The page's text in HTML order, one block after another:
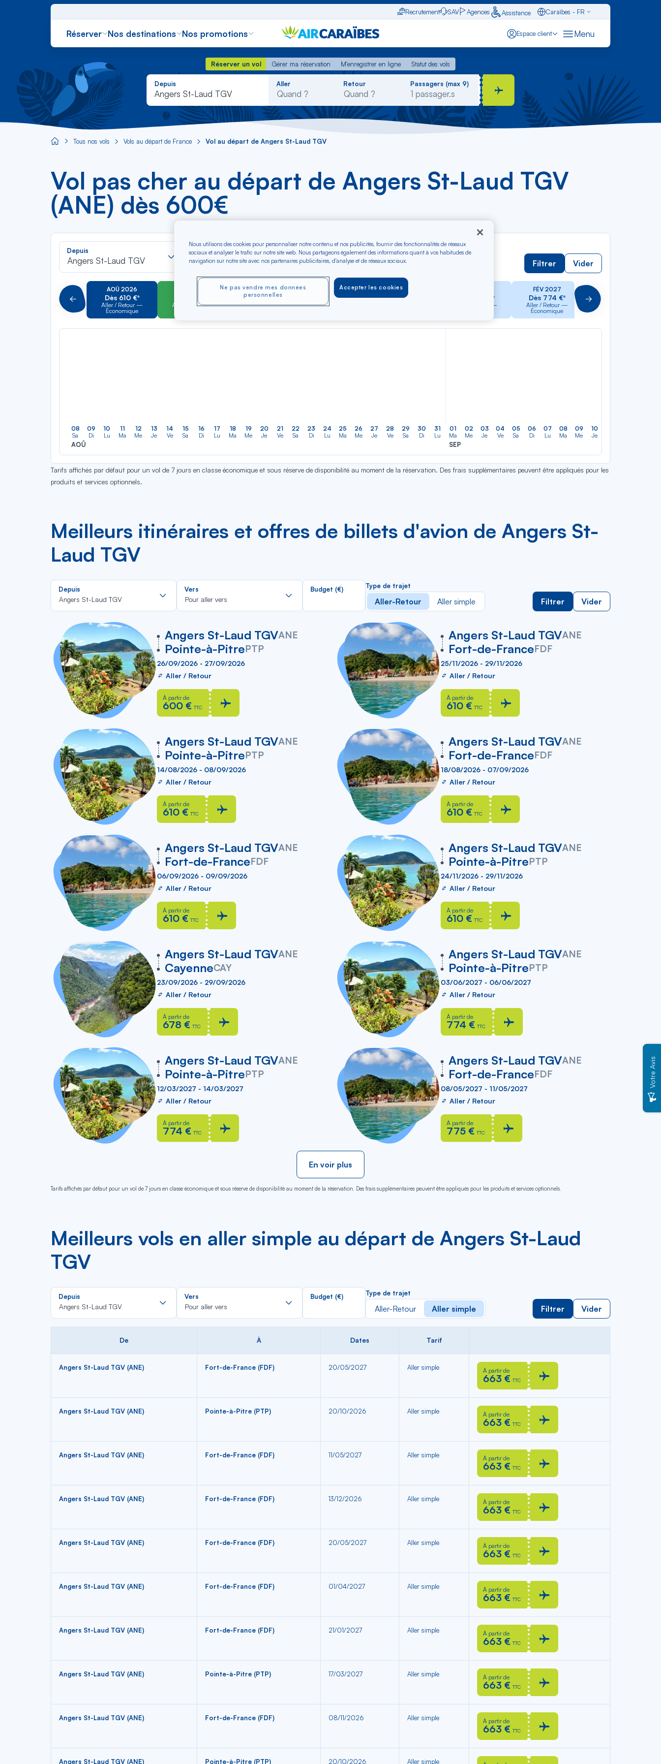
Recrutement SAV Agences Assistance
Caraïbes - FR
Réserver Nos destinations Nos promotions Espace client Menu
Réserver un vol Gérer ma réservation M'enregistrer en ligne
Statut des vols
Réserver un vol
Gérer ma réservation M'enregistrer en ligne Statut des vols
Depuis
Angers St-Laud TGV
Rechercher
dans
liste
Aller Retour Passagers (max 9)
Aircaraibes.com
Tous nos vols Vols au départ de France Vol au départ de Angers St-Laud TGV
Vol pas cher au départ de Angers St-Laud TGV
(ANE) dès 600€
Depuis
Angers St-Laud TGV
Rechercher
dans
liste
Vers
Pour aller vers
Rechercher
dans
liste
Type de trajet
Aller-Retour Aller simple Filtrer Vider
Précédent
AOÛ 2026
Dès 610 €*
Aller / Retour —
Économique
Aller / Retour —
OCT 2026
Dès 600 €*
Aller / Retour —
NOV 2026
Dès 600 €*
Aller / Retour —
DÉC 2026
Dès 600 €* Dès 774 €*
Aller / Retour —
FÉV 2027
Dès 774 €*
Aller / Retour —
Économique
Dès 774 €*
Aller / Retour —
Suivant
08
Sa
AOÛ
09
Di
10
Lu
11
Ma
12
Me
13
Je
14
Ve
15
Sa
16
Di
17
Lu
18
Ma
19
Me
20
Je
21
Ve
22
Sa
23
Di
24
Lu
25
Ma
26
Me
27
Je
28
Ve
29
Sa
30
Di
31
Lu
01
Ma
SEP
02
Me
03
Je
04
Ve
05
Sa
06
Di
07
Lu
08
Ma
09
Me
10
Je
Tarifs affichés par défaut pour un vol de 7 jours en classe économique et sous réserve de disponibilité au moment de la réservation. Des frais supplémentaires peuvent être appliqués pour les
produits et services optionnels.
Meilleurs itinéraires et offres de billets d'avion de Angers St-
Laud TGV
Depuis
Angers St-Laud TGV
Rechercher
dans
la
Vers
Pour aller vers
Rechercher
la
Budget (€) Type de trajet
Aller-Retour Aller simple Filtrer Vider
Angers St-Laud TGVANE
vers
Pointe-à-PitrePTP
26/09/2026 - 27/09/2026
Aller / Retour
À partir de
600 € TTC
Angers St-Laud TGVANE
vers
Fort-de-FranceFDF
25/11/2026 - 29/11/2026
Aller / Retour
À partir de
610 € TTC
Angers St-Laud TGVANE
vers
Pointe-à-PitrePTP
14/08/2026 - 08/09/2026
Aller / Retour
À partir de
610 € TTC
Angers St-Laud TGVANE
vers
Fort-de-FranceFDF
18/08/2026 - 07/09/2026
Aller / Retour
À partir de
610 € TTC
Angers St-Laud TGVANE
vers
Fort-de-FranceFDF
06/09/2026 - 09/09/2026
Aller / Retour
À partir de
610 € TTC
Angers St-Laud TGVANE
vers
Pointe-à-PitrePTP
24/11/2026 - 29/11/2026
Aller / Retour
À partir de
610 € TTC
Angers St-Laud TGVANE
vers
CayenneCAY
23/09/2026 - 29/09/2026
Aller / Retour
À partir de
678 € TTC
Angers St-Laud TGVANE
vers
Pointe-à-PitrePTP
03/06/2027 - 06/06/2027
Aller / Retour
À partir de
774 € TTC
Angers St-Laud TGVANE
vers
Pointe-à-PitrePTP
12/03/2027 - 14/03/2027
Aller / Retour
À partir de
774 € TTC
Angers St-Laud TGVANE
vers
Fort-de-FranceFDF
08/05/2027 - 11/05/2027
Aller / Retour
À partir de
775 € TTC
En voir plus
Tarifs affichés par défaut pour un vol de 7 jours en classe économique et sous réserve de disponibilité au moment de la réservation. Des frais supplémentaires peuvent être appliqués pour les produits et services optionnels.
Meilleurs vols en aller simple au départ de Angers St-Laud
TGV
Depuis
Angers St-Laud TGV
Rechercher
dans
la
Vers
Pour aller vers
Rechercher
la
Budget (€) Type de trajet
Aller-Retour Aller simple Filtrer Vider
De À Dates Tarif
Angers St-Laud TGV (ANE) Fort-de-France (FDF) 20/05/2027 Aller simple À partir de
663 € TTC
Angers St-Laud TGV (ANE) Pointe-à-Pitre (PTP) 20/10/2026 Aller simple À partir de
663 € TTC
Angers St-Laud TGV (ANE) Fort-de-France (FDF) 11/05/2027 Aller simple À partir de
663 € TTC
Angers St-Laud TGV (ANE) Fort-de-France (FDF) 13/12/2026 Aller simple À partir de
663 € TTC
Angers St-Laud TGV (ANE) Fort-de-France (FDF) 20/05/2027 Aller simple À partir de
663 € TTC
Angers St-Laud TGV (ANE) Fort-de-France (FDF) 01/04/2027 Aller simple À partir de
663 € TTC
Angers St-Laud TGV (ANE) Fort-de-France (FDF) 21/01/2027 Aller simple À partir de
663 € TTC
Angers St-Laud TGV (ANE) Pointe-à-Pitre (PTP) 17/03/2027 Aller simple À partir de
663 € TTC
Angers St-Laud TGV (ANE) Fort-de-France (FDF) 08/11/2026 Aller simple À partir de
663 € TTC
Angers St-Laud TGV (ANE) Pointe-à-Pitre (PTP) 20/10/2026 Aller simple
Nous utilisons des cookies pour personnaliser notre contenu et nos publicités, fournir des fonctionnalités de réseaux
sociaux et analyser le trafic sur notre site web. Nous partageons également des informations quant à vos habitudes de
navigation sur notre site avec nos partenaires publicitaires, d'analyse et de réseaux sociaux.
Accepter les cookies
Ne pas vendre mes données
personnelles
Votre Avis